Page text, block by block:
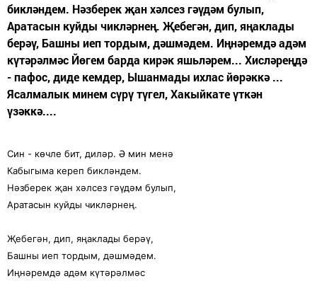
бикләндем. Нәзберек җан хәлсез гәүдәм булып,
Аратасын куйды чикләрнең. Җебегән, дип, яңаклады
берәү, Башны иеп тордым, дәшмәдем. Иңнәремдә адәм
күтәрәлмәс Йөгем барда кирәк яшьләрем... Хисләреңдә
- пафос, диде кемдер, Ышанмады ихлас йөрәккә ...
Ясалмалык минем сүрү түгел, Хакыйкате үткән
үзәккә....
Син - көчле бит, диләр. Ә мин менә
Кабыгыма кереп бикләндем.
Нәзберек җан хәлсез гәүдәм булып,
Аратасын куйды чикләрнең.
Җебегән, дип, яңаклады берәү,
Башны иеп тордым, дәшмәдем.
Иңнәремдә адәм күтәрәлмәс